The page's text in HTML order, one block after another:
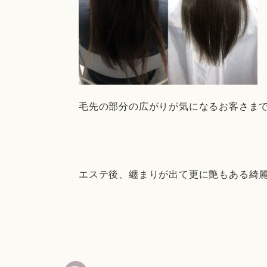
毛先の部分の広がりが気になるお客さまで
エステ後、纏まりが出て更に艶もある綺